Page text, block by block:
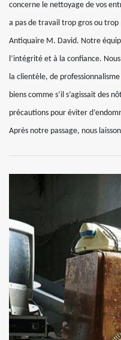
concerne le nettoyage de vos
a pas de travail trop gros ou
Antiquaire M. David. Notre
l’intégrité et à la confiance.
la clientèle, de
biens comme s’il s’agissait des
précautions pour éviter
Après notre passage, nous